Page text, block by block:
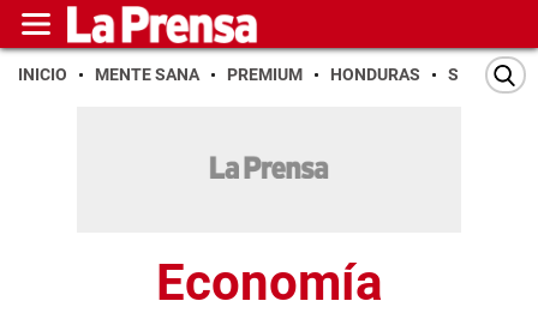
INICIO MENTE SANA PREMIUM HONDURAS SAN PEDRO
Economía